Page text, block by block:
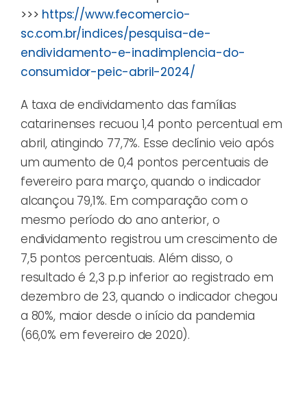
>>> https://www.fecomercio-
sc.com.br/indices/pesquisa-de-
endividamento-e-inadimplencia-do-
consumidor-peic-abril-2024/
A taxa de endividamento das famílias
catarinenses recuou 1,4 ponto percentual em
abril, atingindo 77,7%. Esse declínio veio após
um aumento de 0,4 pontos percentuais de
fevereiro para março, quando o indicador
alcançou 79,1%. Em comparação com o
mesmo período do ano anterior, o
endividamento registrou um crescimento de
7,5 pontos percentuais. Além disso, o
resultado é 2,3 p.p inferior ao registrado em
dezembro de 23, quando o indicador chegou
a 80%, maior desde o início da pandemia
(66,0% em fevereiro de 2020).